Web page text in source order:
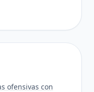
ofensivas con